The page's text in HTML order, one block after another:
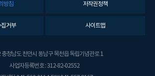
방침 저작권정책
거부 사이트맵
청남도 천안시 동남구 목천읍 독립기념관로 1
사업자등록번호 : 312-82-02552